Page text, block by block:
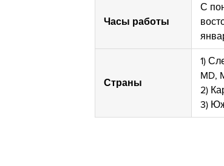
Часы работы
С
Страны
1)
MD,
2)
3)